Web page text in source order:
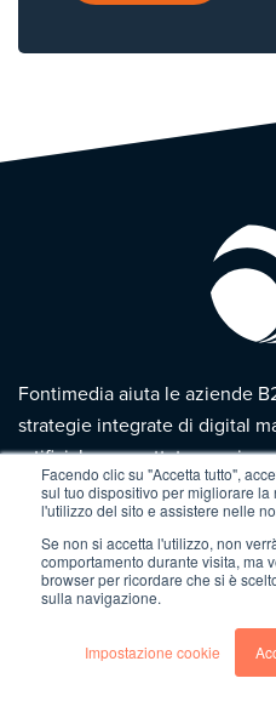
Facendo clic su "Accetta tutto",
sul tuo dispositivo per migliorare
l'utilizzo del sito e assistere nelle
Se non si accetta l'utilizzo, non
comportamento durante visita, ma
browser per ricordare che si è
sulla navigazione.
Impostazione cookie
Fontimedia aiuta le aziende
strategie integrate di digital
artificiale, progettate su
e opportunità commerciali.
Yourbiz, Diamond Partner di
sviluppo digitale delle
Fontimedia srl
Via Gandhi, 42